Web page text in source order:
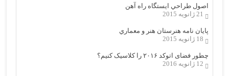
اصول طراحي ایستگاه راه آهن
21 ژانویه 2015
پایان نامه هنرستان هنر و معماري
18 ژانویه 2015
چطور فضای اتوکد ۲۰۱۶ را کلاسیک کنیم؟
12 ژانویه 2016